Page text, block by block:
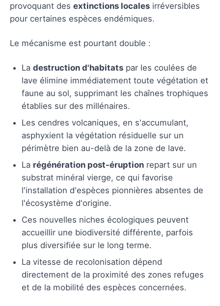
provoquant des extinctions locales irréversibles
pour certaines espèces endémiques.
Le mécanisme est pourtant double :
La destruction d'habitats par les coulées de
lave élimine immédiatement toute végétation et
faune au sol, supprimant les chaînes trophiques
établies sur des millénaires.
Les cendres volcaniques, en s'accumulant,
asphyxient la végétation résiduelle sur un
périmètre bien au-delà de la zone de lave.
La régénération post-éruption repart sur un
substrat minéral vierge, ce qui favorise
l'installation d'espèces pionnières absentes de
l'écosystème d'origine.
Ces nouvelles niches écologiques peuvent
accueillir une biodiversité différente, parfois
plus diversifiée sur le long terme.
La vitesse de recolonisation dépend
directement de la proximité des zones refuges
et de la mobilité des espèces concernées.